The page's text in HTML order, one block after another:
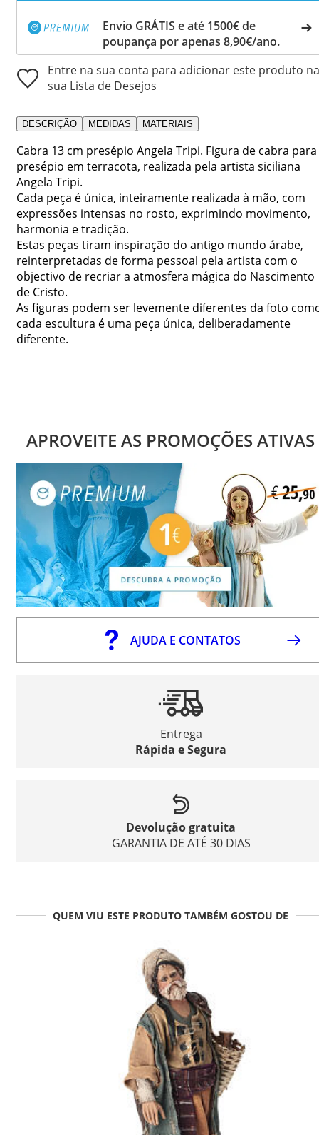
Envio GRÁTIS e até 1500€ de
poupança por apenas 8,90€/ano.
Entre na sua conta para adicionar este produto na
sua Lista de Desejos
DESCRIÇÃO MEDIDAS MATERIAIS
Cabra 13 cm presépio Angela Tripi. Figura de cabra para
presépio em terracota, realizada pela artista siciliana
Angela Tripi.
Cada peça é única, inteiramente realizada à mão, com
expressões intensas no rosto, exprimindo movimento,
harmonia e tradição.
Estas peças tiram inspiração do antigo mundo árabe,
reinterpretadas de forma pessoal pela artista com o
objectivo de recriar a atmosfera mágica do Nascimento
de Cristo.
As figuras podem ser levemente diferentes da foto
cada escultura é uma peça única, deliberadamente
diferente.
APROVEITE AS PROMOÇÕES ATIVAS
AJUDA E CONTATOS
Entrega
Rápida e Segura
Devolução gratuita
GARANTIA DE ATÉ 30 DIAS
QUEM VIU ESTE PRODUTO TAMBÉM GOSTOU DE